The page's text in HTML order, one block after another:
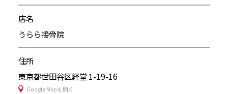
店名
うらら接骨院
住所
東京都世田谷区経堂 1-19-16
Google Mapを開く